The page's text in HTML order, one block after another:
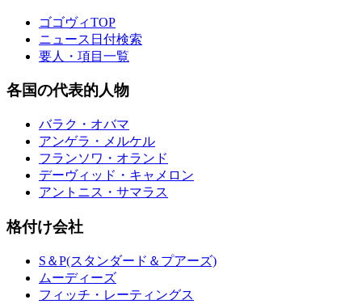
ゴゴヴィTOP
ニュース日付検索
要人・項目一覧
各国の代表的人物
バラク・オバマ
アンゲラ・メルケル
フランソワ・オランド
デーヴィッド・キャメロン
アントニス・サマラス
格付け会社
S＆P(スタンダード＆プアーズ)
ムーディーズ
フィッチ・レーティングス